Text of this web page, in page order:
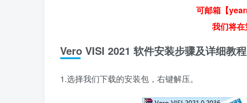
可邮箱【
我们将
Vero VISI 2021 软件安装步骤及详细教程
1.选择我们下载的安装包，右键解压。